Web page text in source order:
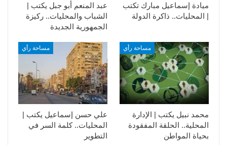
عبد المنعم أبو جبل يكتب |
الشباب والمحليات.. ركيزة
الجمهورية الجديدة
ميادة إسماعيل مبارك تكتب
| المحليات.. ذاكرة الدولة
مساحة رأي
علي حسن إسماعيل يكتب |
المحليات.. كلمة السر في
التطوير​
مساحة رأي
محمد نبيل يكتب | الإدارة
المحلية.. الحلقة المفقودة
بحياة المواطن